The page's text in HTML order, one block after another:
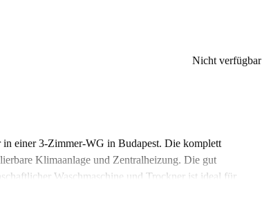
Nicht verfügbar
einer 3-Zimmer-WG in Budapest. Die komplett
Klimaanlage und Zentralheizung. Die gut
Waschmaschine und Trockner ist ideal für
Strom, Wasser, Gas und WLAN, sind im Preis